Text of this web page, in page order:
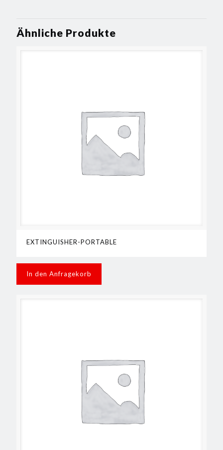
Ähnliche Produkte
EXTINGUISHER-PORTABLE
In den Anfragekorb